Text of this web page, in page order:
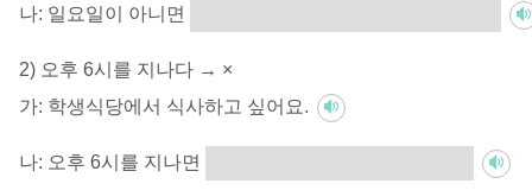
나: 일요일이 아니면
2) 오후 6시를 지나다 → ×
가: 학생식당에서 식사하고 싶어요.
나: 오후 6시를 지나면